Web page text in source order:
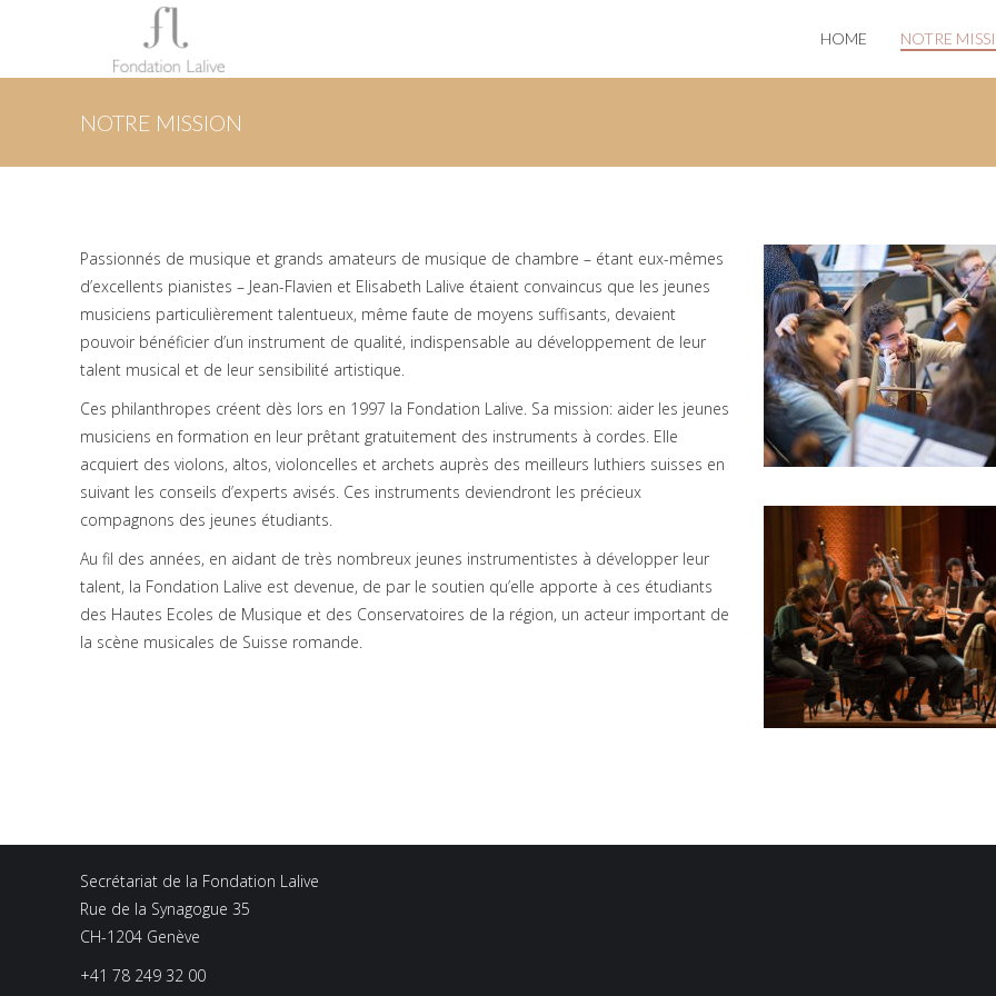
HOME NOTRE
NOTRE MISSION
Passionnés de musique et grands amateurs de musique de chambre – étant eux-mêmes
d’excellents pianistes – Jean-Flavien et Elisabeth Lalive étaient convaincus que les jeunes
musiciens particulièrement talentueux, même faute de moyens suffisants, devaient
pouvoir bénéficier d’un instrument de qualité, indispensable au développement de leur
talent musical et de leur sensibilité artistique.
Ces philanthropes créent dès lors en 1997 la Fondation Lalive. Sa mission: aider les jeunes
musiciens en formation en leur prêtant gratuitement des instruments à cordes. Elle
acquiert des violons, altos, violoncelles et archets auprès des meilleurs luthiers suisses en
suivant les conseils d’experts avisés. Ces instruments deviendront les précieux
compagnons des jeunes étudiants.
Au fil des années, en aidant de très nombreux jeunes instrumentistes à développer leur
talent, la Fondation Lalive est devenue, de par le soutien qu’elle apporte à ces étudiants
des Hautes Ecoles de Musique et des Conservatoires de la région, un acteur important de
la scène musicales de Suisse romande.
Secrétariat de la Fondation Lalive
Rue de la Synagogue 35
CH-1204 Genève
+41 78 249 32 00